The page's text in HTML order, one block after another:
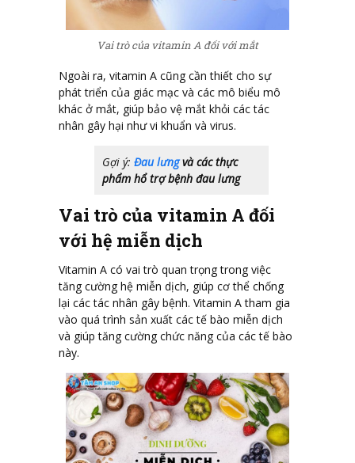
Vai trò của vitamin A đối với mắt
Ngoài ra, vitamin A cũng cần thiết cho sự
phát triển của giác mạc và các mô biểu mô
khác ở mắt, giúp bảo vệ mắt khỏi các tác
nhân gây hại như vi khuẩn và virus.
Gợi ý: Đau lưngvà các thực
phẩm hổ trợ bệnh đau lưng
Vai trò của vitamin A đối
với hệ miễn dịch
Vitamin A có vai trò quan trọng trong việc
tăng cường hệ miễn dịch, giúp cơ thể chống
lại các tác nhân gây bệnh. Vitamin A tham gia
vào quá trình sản xuất các tế bào miễn dịch
và giúp tăng cường chức năng của các tế bào
này.